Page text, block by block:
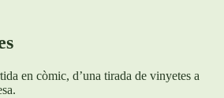
en còmic, d’una tirada de vinyetes a